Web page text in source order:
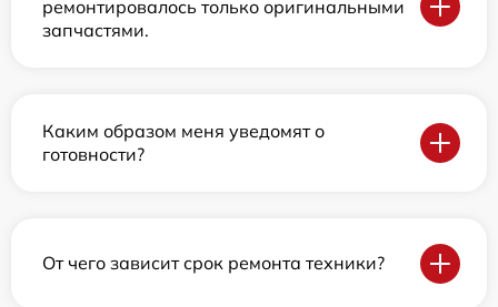
ремонтировалось только оригинальными
запчастями.
Каким образом меня уведомят о
готовности?
От чего зависит срок ремонта техники?